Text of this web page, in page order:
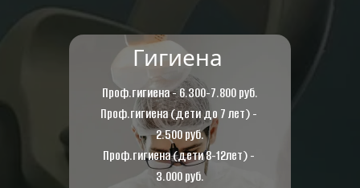
Проф.гигиена - 6.300-7.800 руб.
Проф.гигиена (дети до 7 лет) -
2.500 руб.
Проф.гигиена (дети 8-12лет) -
3.000 руб.
Гигиена